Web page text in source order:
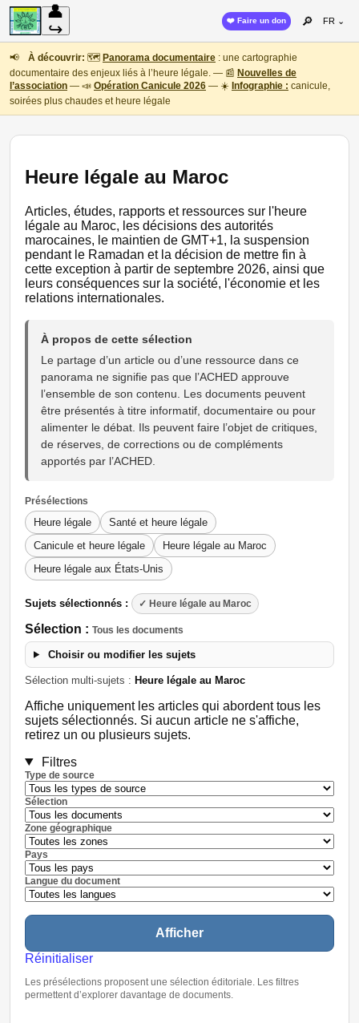
👤
↪
❤️ Faire un don 🔎 FR ⌄
📢 À découvrir: 🗺️ Panorama documentaire : une cartographie
documentaire des enjeux liés à l’heure légale. — 📰 Nouvelles de
l’association — 📣 Opération Canicule 2026 — ☀️ Infographie : canicule,
soirées plus chaudes et heure légale
Heure légale au Maroc
Articles, études, rapports et ressources sur l'heure
légale au Maroc, les décisions des autorités
marocaines, le maintien de GMT+1, la suspension
pendant le Ramadan et la décision de mettre fin à
cette exception à partir de septembre 2026, ainsi que
leurs conséquences sur la société, l'économie et les
relations internationales.
À propos de cette sélection
Le partage d’un article ou d’une ressource dans ce
panorama ne signifie pas que l’ACHED approuve
l’ensemble de son contenu. Les documents peuvent
être présentés à titre informatif, documentaire ou pour
alimenter le débat. Ils peuvent faire l’objet de critiques,
de réserves, de corrections ou de compléments
apportés par l’ACHED.
Présélections
Heure légale
Santé et heure légale
Canicule et heure légale
Heure légale au Maroc
Heure légale aux États-Unis
Sujets sélectionnés : ✓ Heure légale au Maroc
Sélection : Tous les documents
Choisir ou modifier les sujets
Sélection multi-sujets : Heure légale au Maroc
Affiche uniquement les articles qui abordent tous les
sujets sélectionnés. Si aucun article ne s'affiche,
retirez un ou plusieurs sujets.
Filtres
Type de source
Sélection
Zone géographique
Pays
Langue du document
Afficher
Réinitialiser
Les présélections proposent une sélection éditoriale. Les filtres
permettent d’explorer davantage de documents.